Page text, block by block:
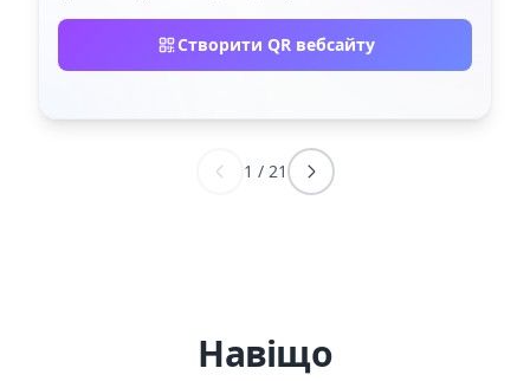
Створити QR вебсайту
1 / 21
Навіщо